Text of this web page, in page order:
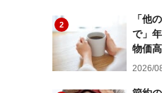
2
「他
で」
物価
2026/